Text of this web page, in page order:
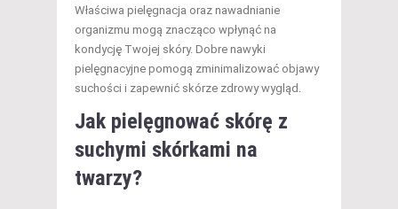
Właściwa pielęgnacja oraz nawadnianie
organizmu mogą znacząco wpłynąć na
kondycję Twojej skóry. Dobre nawyki
pielęgnacyjne pomogą zminimalizować objawy
suchości i zapewnić skórze zdrowy wygląd.
Jak pielęgnować skórę z
suchymi skórkami na
twarzy?